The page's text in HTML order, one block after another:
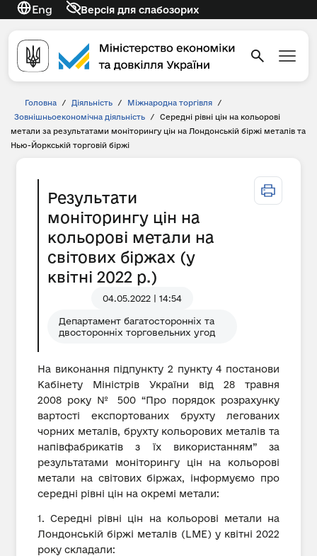
Eng Версія для слабозорих
Головна / Діяльність / Міжнародна торгівля
/
Зовнішньоекономічна діяльність
/
Середні рівні цін на кольорові
метали за результатами моніторингу цін на Лондонській біржі металів та
Нью-Йоркській торговій біржі
Результати
моніторингу цін на
кольорові метали на
світових біржах (у
квітні 2022 р.)
04.05.2022 | 14:54
Департамент багатосторонніх та
двосторонніх торговельних угод
На виконання підпункту 2 пункту 4 постанови
Кабінету Міністрів України від 28 травня
2008 року № 500 “Про порядок розрахунку
вартості експортованих брухту легованих
чорних металів, брухту кольорових металів та
напівфабрикатів з їх використанням” за
результатами моніторингу цін на кольорові
метали на світових біржах, інформуємо про
середні рівні цін на окремі метали:
1. Середні рівні цін на кольорові метали на
Лондонській біржі металів (LME) у квітні 2022
року складали: